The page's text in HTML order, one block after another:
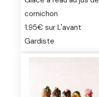
cornichon
1.95€ sur L'avant
Gardiste